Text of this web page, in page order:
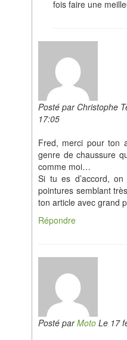
fois faire une
Posté par Christophe
17:05
Fred, merci pour ton
genre de chaussure
comme moi…
Si tu es d’accord,
pointures semblant
ton article avec grand
Répondre
Posté parMoto Le 17